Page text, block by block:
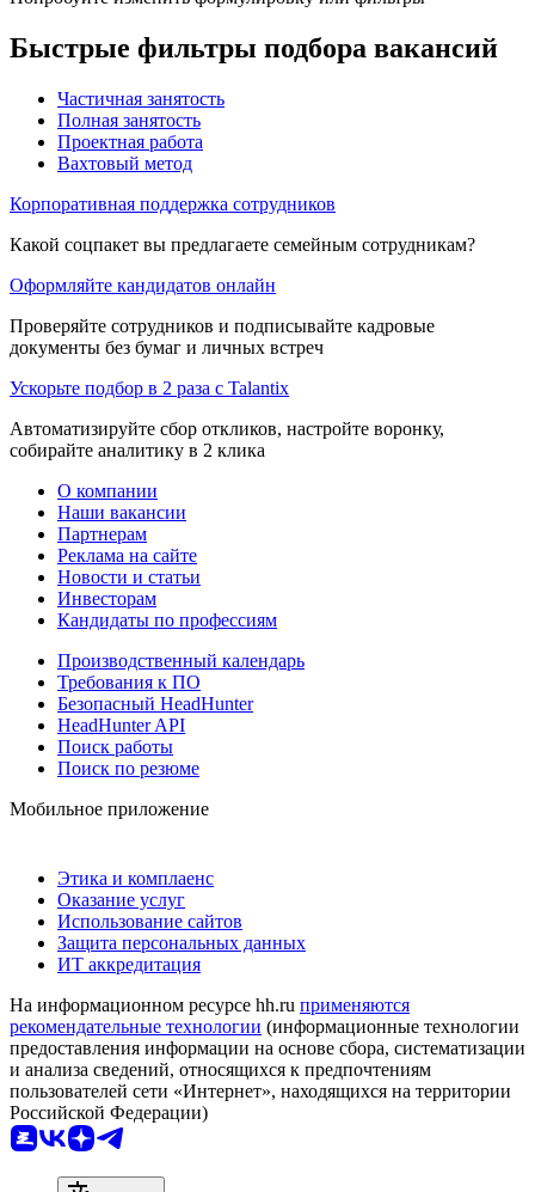
Быстрые фильтры подбора вакансий
Частичная занятость
Полная занятость
Проектная работа
Вахтовый метод
Корпоративная поддержка сотрудников
Какой соцпакет вы предлагаете семейным сотрудникам?
Оформляйте кандидатов онлайн
Проверяйте сотрудников и подписывайте кадровые
документы без бумаг и личных встреч
Ускорьте подбор в 2 раза с Talantix
Автоматизируйте сбор откликов, настройте воронку,
собирайте аналитику в 2 клика
О компании
Наши вакансии
Партнерам
Реклама на сайте
Новости и статьи
Инвесторам
Кандидаты по профессиям
Производственный календарь
Требования к ПО
Безопасный HeadHunter
HeadHunter API
Поиск работы
Поиск по резюме
Мобильное приложение
Этика и комплаенс
Оказание услуг
Использование сайтов
Защита персональных данных
ИТ аккредитация
На информационном ресурсе hh.ru применяются
рекомендательные технологии (информационные технологии
предоставления информации на основе сбора, систематизации
и анализа сведений, относящихся к предпочтениям
пользователей сети «Интернет», находящихся на территории
Российской Федерации)